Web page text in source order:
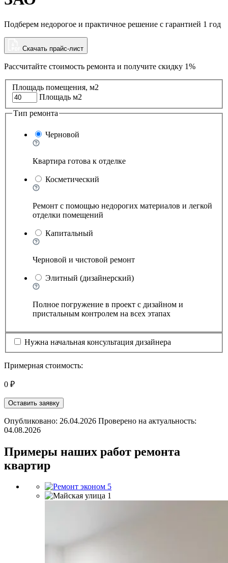
Подберем недорогое и практичное решение с гарантией 1 год
Скачать прайс-лист
Рассчитайте стоимость ремонта и получите скидку 1%
Площадь помещения, м2
Площадь м2
Тип ремонта
Черновой
Квартира готова к отделке
Косметический
Ремонт с помощью недорогих материалов и легкой
отделки помещений
Капитальный
Черновой и чистовой ремонт
Элитный (дизайнерский)
Полное погружение в проект с дизайном и
пристальным контролем на всех этапах
Нужна начальная консультация дизайнера
Примерная стоимость:
0 ₽
Оставить заявку
Опубликовано: 26.04.2026 Проверено на актуальность:
04.08.2026
Примеры наших работ ремонта
квартир